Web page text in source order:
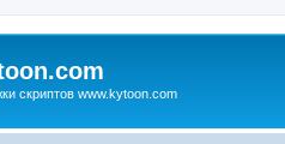
скриптов www.kytoon.com